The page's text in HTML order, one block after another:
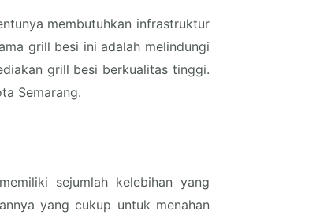
membutuhkan infrastruktur
grill besi ini adalah melindungi
grill besi berkualitas tinggi.
Semarang.
sejumlah kelebihan yang
yang cukup untuk menahan